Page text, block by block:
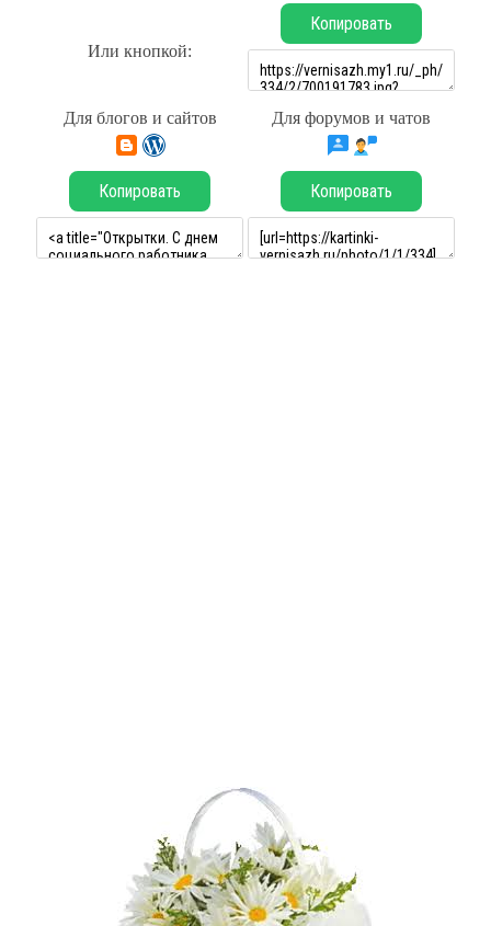
Или кнопкой:
Копировать
Для блогов и сайтов Для форумов и чатов
Копировать Копировать